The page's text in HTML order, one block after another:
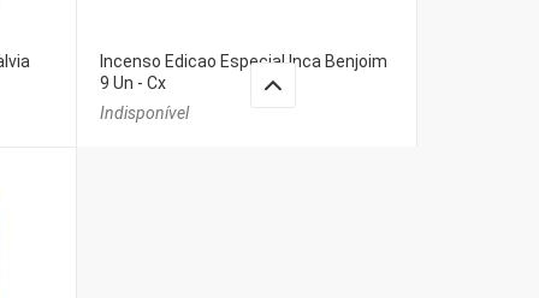
Incenso Edicao Especial Inca Benjoim
9 Un - Cx
Indisponível